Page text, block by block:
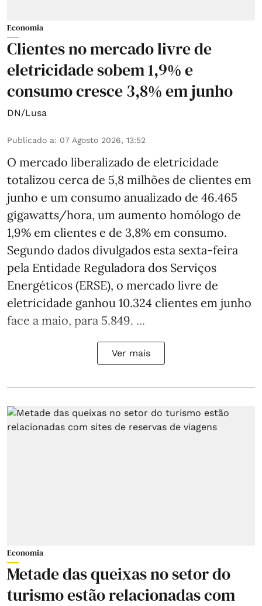
Economia
Clientes no mercado livre de
eletricidade sobem 1,9% e
consumo cresce 3,8% em junho
DN/Lusa
Publicado a: 07 Agosto 2026, 13:52
O mercado liberalizado de eletricidade
totalizou cerca de 5,8 milhões de clientes em
junho e um consumo anualizado de 46.465
gigawatts/hora, um aumento homólogo de
1,9% em clientes e de 3,8% em consumo.
Segundo dados divulgados esta sexta-feira
pela Entidade Reguladora dos Serviços
Energéticos (ERSE), o mercado livre de
eletricidade ganhou 10.324 clientes em junho
face a maio, para 5.849. ...
Ver mais
Economia
Metade das queixas no setor do
turismo estão relacionadas com